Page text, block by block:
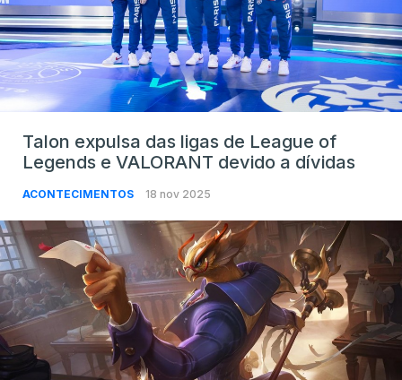
Talon expulsa das ligas de League of
Legends e VALORANT devido a dívidas
ACONTECIMENTOS 18 nov 2025